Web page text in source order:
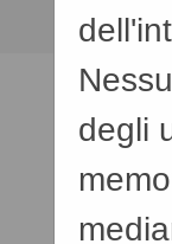
degli
Anno